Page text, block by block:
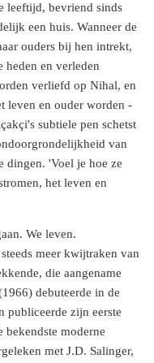
leeftijd, bevriend sinds
een huis. Wanneer de
ouders bij hen intrekt,
heden en verleden
verliefd op Nihal, en
leven en ouder worden -
subtiele pen schetst
van
dingen. 'Voel je hoe ze
het leven en
We leven.
meer kwijtraken van
die aangename
debuteerde in de
publiceerde zijn eerste
moderne
met J.D. Salinger,